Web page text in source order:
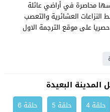
محاصرة في أراضي عائلة
النزاعات العشائرية والتعصب
على موقع الترجمة الاول
البعيدة
حلقة 4 حلقة 5
حلقة 6